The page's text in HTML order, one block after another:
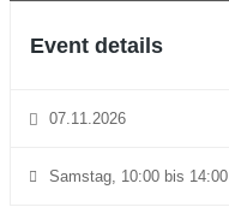
Event details
07.11.2026
Samstag, 10:00 bis 14:00